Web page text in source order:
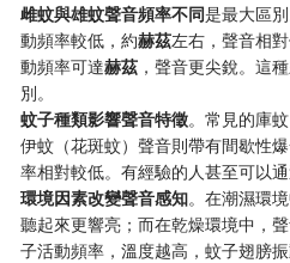
​雌蚊與雄蚊聲音頻率不同​是最大區
動頻率較低，約​​赫茲​左右，聲音相
動頻率可達​​赫茲​ ，聲音更尖銳。這
別。
​蚊子種類影響聲音特徵​。常見的庫
伊蚊（花斑蚊）聲音則帶有間歇性
率相對較低。有經驗的人甚至可以
​環境因素改變聲音感知​。在潮濕環
聽起來更響亮；而在乾燥環境中，
子活動頻率，溫度越高，蚊子翅膀